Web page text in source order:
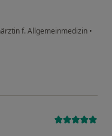
f. Allgemeinmedizin •